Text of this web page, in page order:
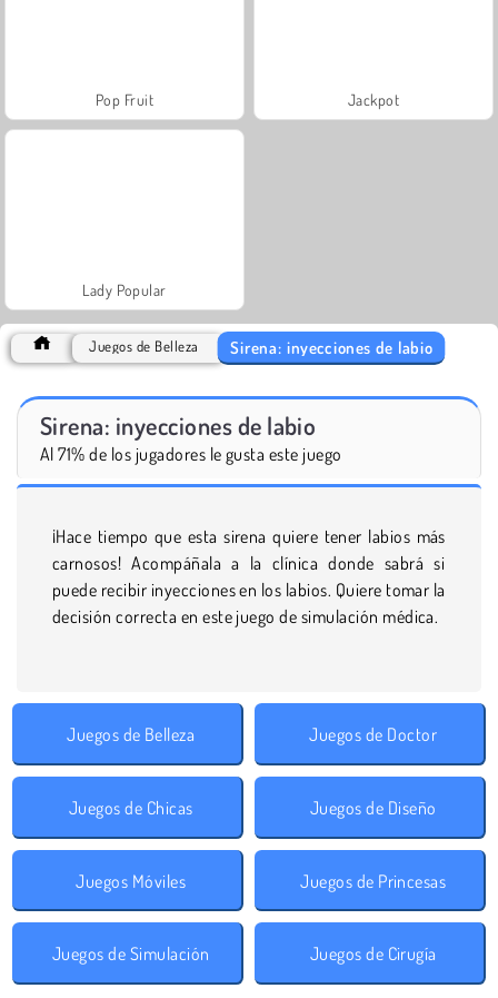
Pop Fruit Jackpot
Lady Popular
Juegos de Belleza Sirena: inyecciones de labio
Sirena: inyecciones de labio
Al 71% de los jugadores le gusta este juego
¡Hace tiempo que esta sirena quiere tener labios más
carnosos! Acompáñala a la clínica donde sabrá si
puede recibir inyecciones en los labios. Quiere tomar la
decisión correcta en este juego de simulación médica.
Juegos de Belleza Juegos de Doctor
Juegos de Chicas Juegos de Diseño
Juegos Móviles Juegos de Princesas
Juegos de Simulación Juegos de Cirugía